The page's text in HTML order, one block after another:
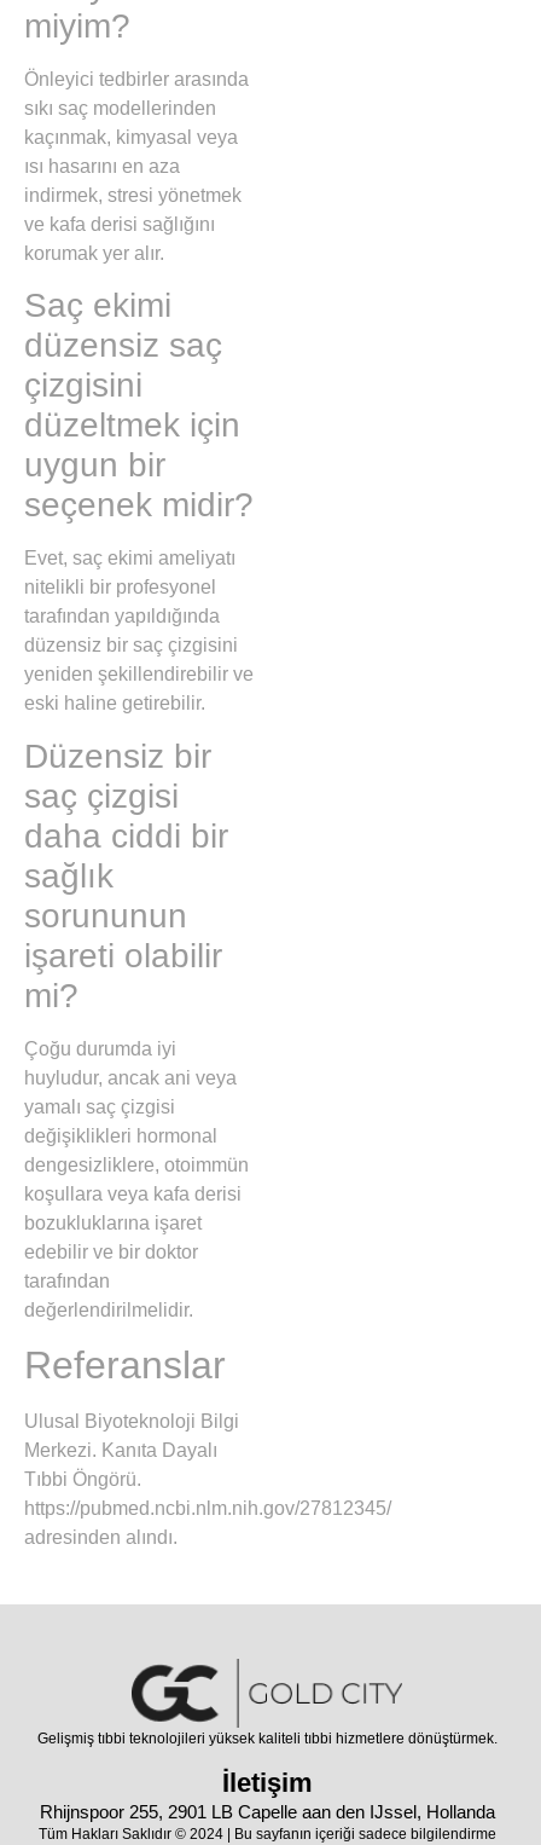
miyim?
Önleyici tedbirler arasında
sıkı saç modellerinden
kaçınmak, kimyasal veya
ısı hasarını en aza
indirmek, stresi yönetmek
ve kafa derisi sağlığını
korumak yer alır.
Saç ekimi
düzensiz saç
çizgisini
düzeltmek için
uygun bir
seçenek midir?
Evet, saç ekimi ameliyatı
nitelikli bir profesyonel
tarafından yapıldığında
düzensiz bir saç çizgisini
yeniden şekillendirebilir ve
eski haline getirebilir.
Düzensiz bir
saç çizgisi
daha ciddi bir
sağlık
sorununun
işareti olabilir
mi?
Çoğu durumda iyi
huyludur, ancak ani veya
yamalı saç çizgisi
değişiklikleri hormonal
dengesizliklere, otoimmün
koşullara veya kafa derisi
bozukluklarına işaret
edebilir ve bir doktor
tarafından
değerlendirilmelidir.
Referanslar
Ulusal Biyoteknoloji Bilgi
Merkezi. Kanıta Dayalı
Tıbbi Öngörü.
https://pubmed.ncbi.nlm.nih.gov/27812345/
adresinden alındı.
Gelişmiş tıbbi teknolojileri yüksek kaliteli tıbbi hizmetlere dönüştürmek.
İletişim
Rhijnspoor 255, 2901 LB Capelle aan den IJssel, Hollanda
Tüm Hakları Saklıdır © 2024 | Bu sayfanın içeriği sadece bilgilendirme